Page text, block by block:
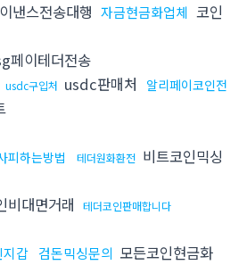
낸스전송대행 자금현금화업체 코인
페이테더전송
usdc구입처 usdc판매처
알리페이코인전
피하는방법 테더원화환전 비트코인믹싱
비대면거래 테더코인판매합니다
지갑 검돈믹싱문의 모든코인현금화